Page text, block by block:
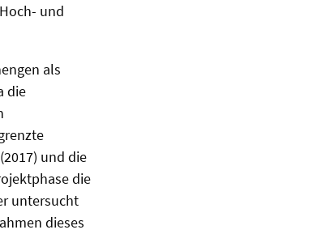
und
als
die
und die
die
untersucht
dieses